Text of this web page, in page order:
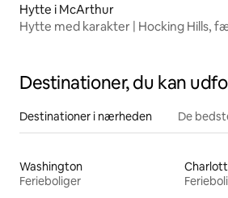
Hytte i McArthur
Hytte med karakter | Hocking Hills,
Destinationer, du kan
Destinationer i nærheden De
Washington
Ferieboliger